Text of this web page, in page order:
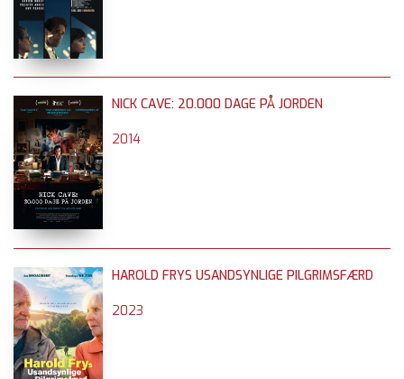
NICK CAVE: 20.000 DAGE PÅ JORDEN
2014
HAROLD FRYS USANDSYNLIGE PILGRIMSFÆRD
2023